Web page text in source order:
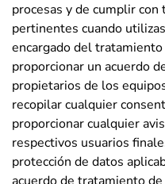
procesas y de cumplir
pertinentes cuando
encargado del
proporcionar un acuerdo
propietarios de los
recopilar cualquier
proporcionar cualquier
respectivos usuarios
protección de datos